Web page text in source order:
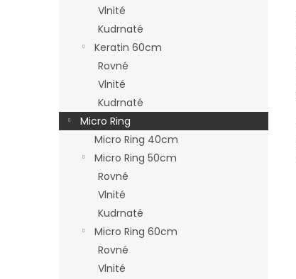
Vlnité
Kudrnaté
Keratin 60cm
Rovné
Vlnité
Kudrnaté
Micro Ring
Micro Ring 40cm
Micro Ring 50cm
Rovné
Vlnité
Kudrnaté
Micro Ring 60cm
Rovné
Vlnité